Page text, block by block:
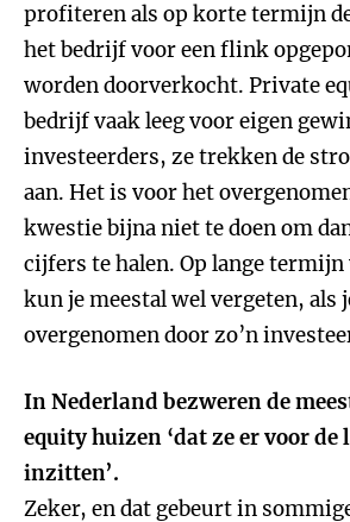
profiteren als op korte termijn
het bedrijf voor een flink
worden doorverkocht. Private
bedrijf vaak leeg voor eigen
investeerders, ze trekken de
aan. Het is voor het
kwestie bijna niet te doen om
cijfers te halen. Op lange termijn
kun je meestal wel vergeten, als
overgenomen door zo’n
In Nederland bezweren de
equity huizen ‘dat ze er voor
inzitten’.
Zeker, en dat gebeurt in